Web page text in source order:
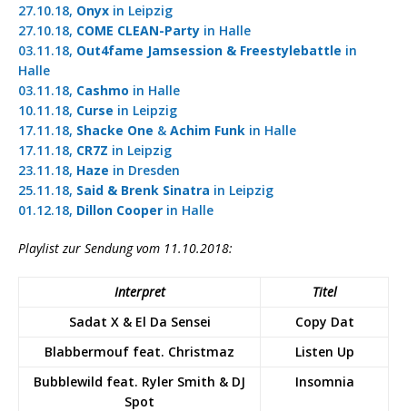
27.10.18, Onyx in Leipzig
27.10.18, COME CLEAN-Party in Halle
03.11.18, Out4fame Jamsession & Freestylebattle in
Halle
03.11.18, Cashmo in Halle
10.11.18, Curse in Leipzig
17.11.18, Shacke One & Achim Funk in Halle
17.11.18, CR7Z in Leipzig
23.11.18, Haze in Dresden
25.11.18, Said & Brenk Sinatra in Leipzig
01.12.18, Dillon Cooper in Halle
Playlist zur Sendung vom 11.10.2018:
Interpret
Titel
Sadat X & El Da Sensei
Copy Dat
Blabbermouf feat. Christmaz
Listen Up
Bubblewild feat. Ryler Smith & DJ
Spot
Insomnia